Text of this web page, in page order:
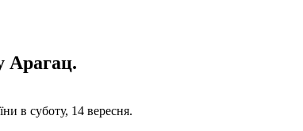
Арагац.
в суботу, 14 вересня.